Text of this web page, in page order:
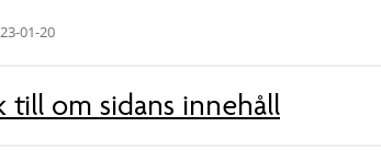
01-20
till om sidans innehåll